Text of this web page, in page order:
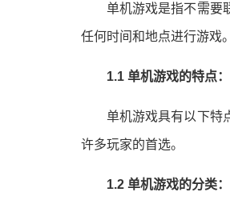
单机游戏是指不需要
任何时间和地点进行游戏
1.1 单机游戏的特点：
单机游戏具有以下特
许多玩家的首选。
1.2 单机游戏的分类：